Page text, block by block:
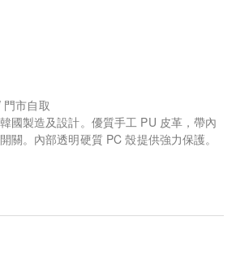
市自取
國製造及設計。優質手工 PU 皮革，帶內
關。內部透明硬質 PC 殼提供強力保護。